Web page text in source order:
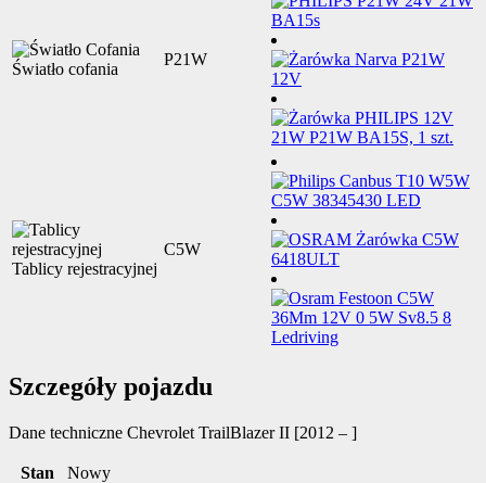
Światło cofania
P21W
Tablicy rejestracyjnej
C5W
Szczegóły pojazdu
Dane techniczne Chevrolet TrailBlazer II [2012 – ]
Stan
Nowy